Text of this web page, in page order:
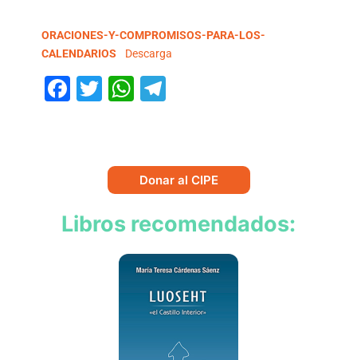
ORACIONES-Y-COMPROMISOS-PARA-LOS-
CALENDARIOS
Descarga
Facebook
TwitterWhatsApp
Donar al CIPE
Libros recomendados: